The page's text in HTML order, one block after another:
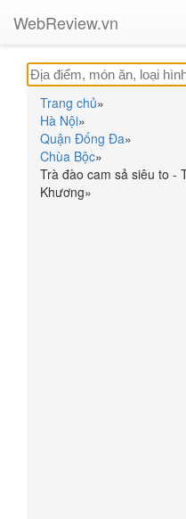
WebReview.vn
Trang chủ»
Hà Nội»
Quận Đống Đa»
Chùa Bộc»
Trà đào cam sả siêu to -
Khương»